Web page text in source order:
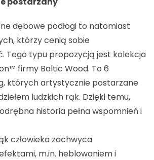
dębowe podłogi to natomiast
którzy cenią sobie
Tego typu propozycją jest kolekcja
firmy Baltic Wood. To 6
których artystycznie postarzane
ludzkich rąk. Dzięki temu,
historia pełna wspomnień i
człowieka zachwyca
m.in. heblowaniem i